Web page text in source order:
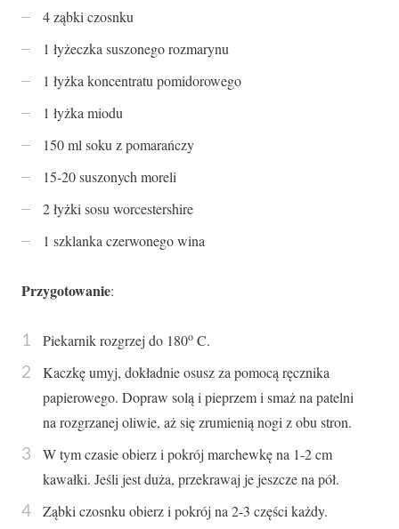
4 ząbki czosnku
1 łyżeczka suszonego rozmarynu
1 łyżka koncentratu pomidorowego
1 łyżka miodu
150 ml soku z pomarańczy
15-20 suszonych moreli
2 łyżki sosu worcestershire
1 szklanka czerwonego wina
Przygotowanie:
Piekarnik rozgrzej do 180o C.
Kaczkę umyj, dokładnie osusz za pomocą ręcznika
papierowego. Dopraw solą i pieprzem i smaż na patelni
na rozgrzanej oliwie, aż się zrumienią nogi z obu stron.
W tym czasie obierz i pokrój marchewkę na 1-2 cm
kawałki. Jeśli jest duża, przekrawaj je jeszcze na pół.
Ząbki czosnku obierz i pokrój na 2-3 części każdy.